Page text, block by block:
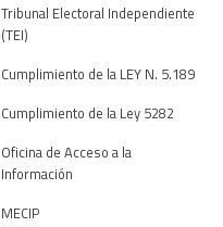
Tribunal Electoral Independiente
(TEI)
Cumplimiento de la LEY N. 5.189
Cumplimiento de la Ley 5282
Oficina de Acceso a la
Información
MECIP